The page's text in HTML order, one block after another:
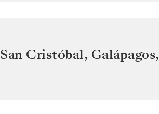
San Cristóbal, Galápagos,